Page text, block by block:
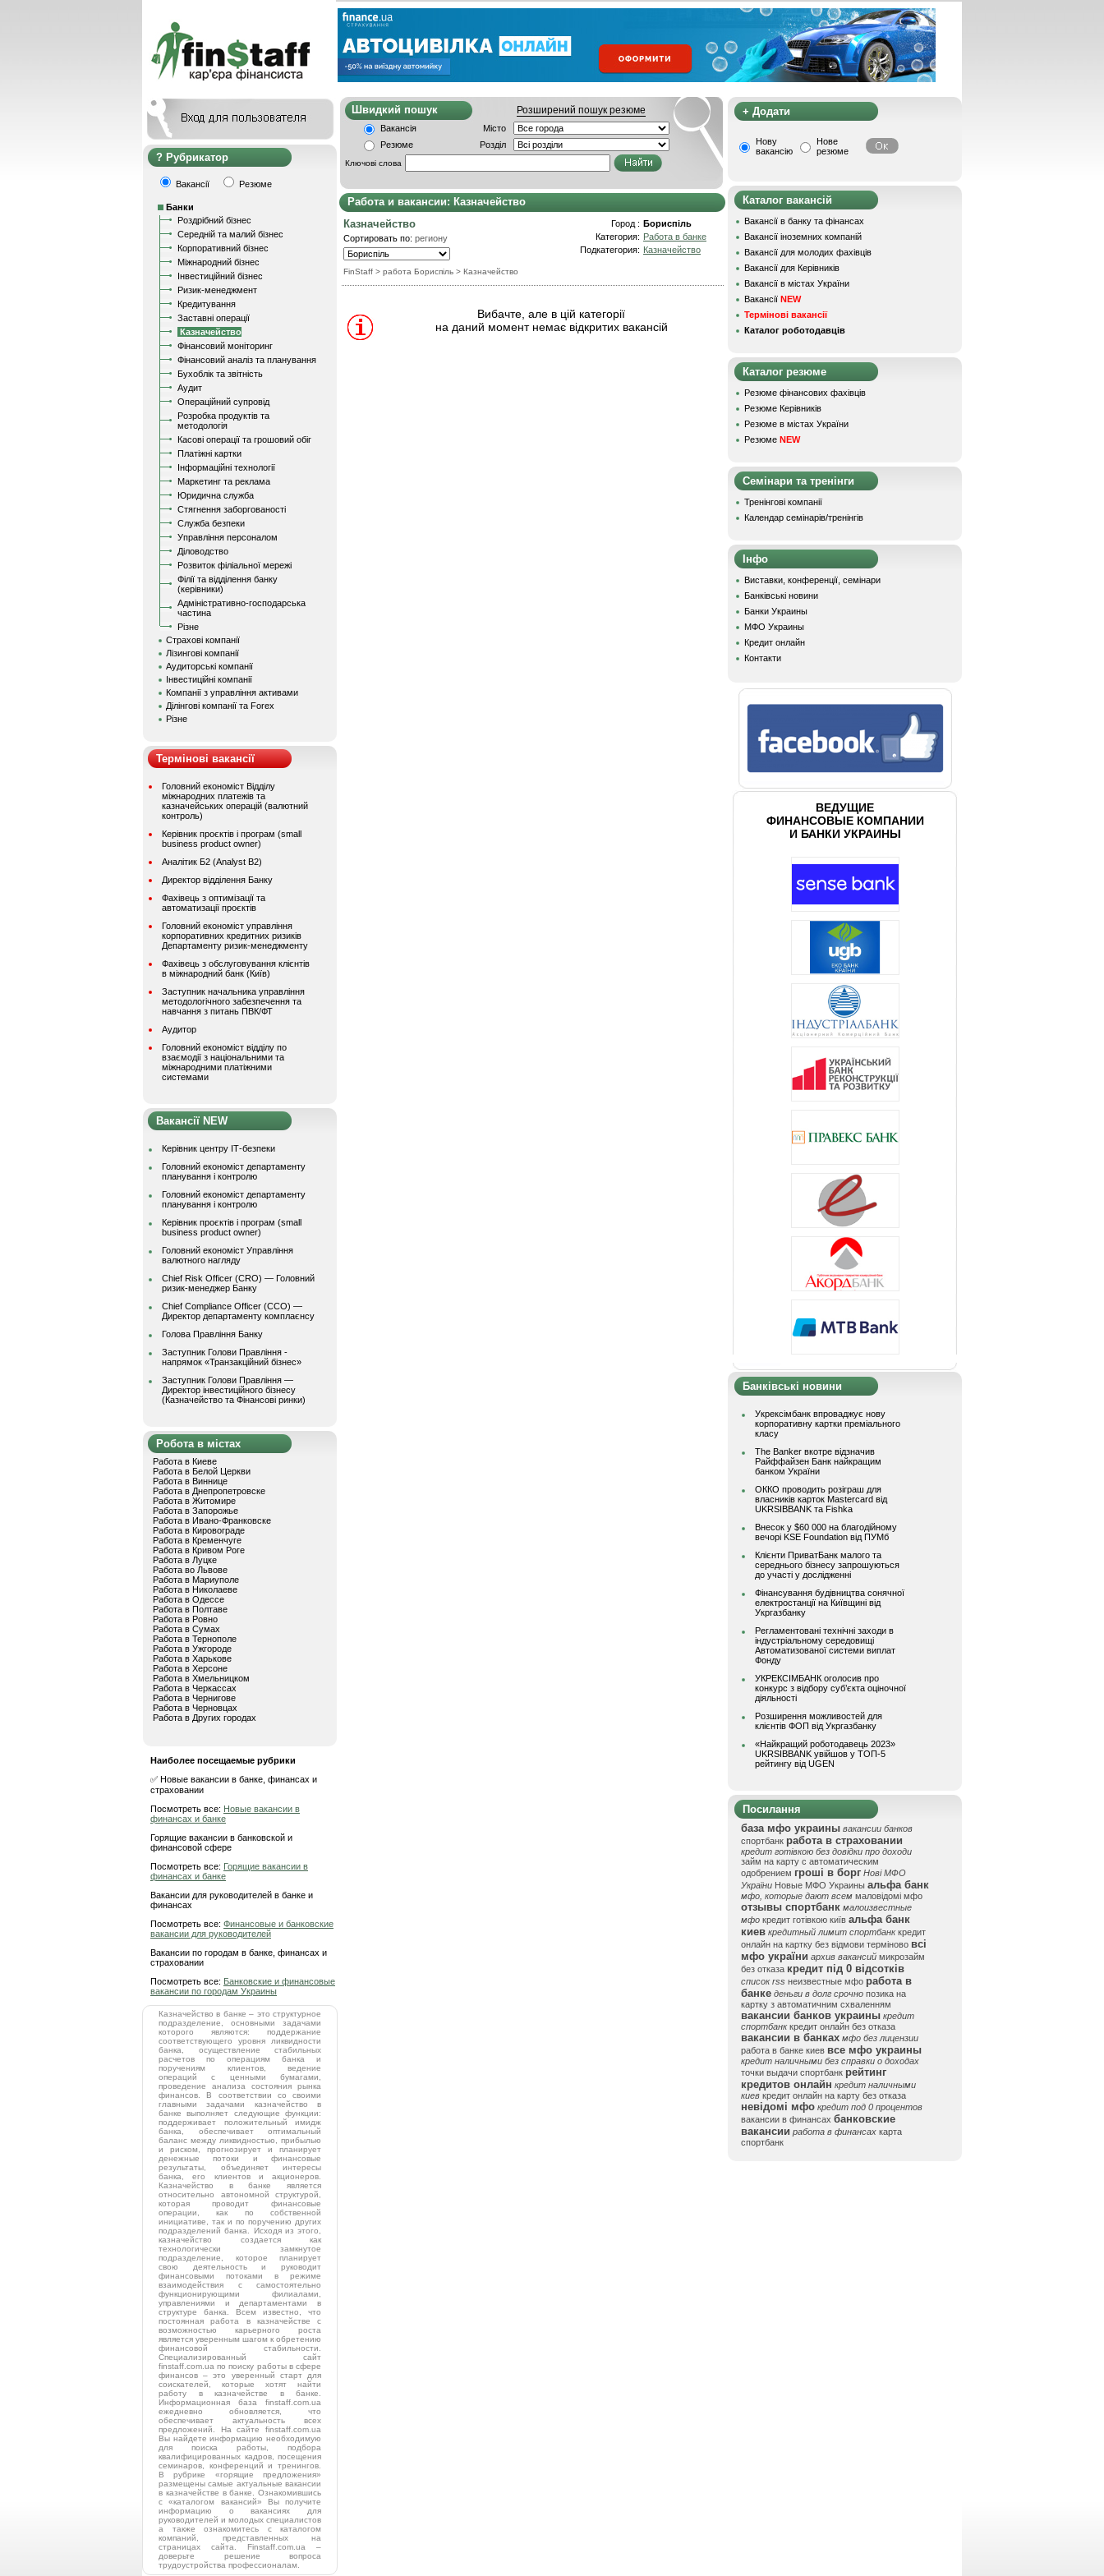
Рубрикатор
Вакансії Резюме
Банки
Роздрібний бізнес
Середній та малий бізнес
Корпоративний бізнес
Міжнародний бізнес
Інвестиційний бізнес
Ризик-менеджмент
Кредитування
Заставні операції
Казначейство
Фінансовий моніторинг
Фінансовий аналіз та планування
Бухоблік та звітність
Аудит
Операційний супровід
Розробка продуктів та
методологія
Касові операції та грошовий обіг
Платіжні картки
Інформаційні технології
Маркетинг та реклама
Юридична служба
Стягнення заборгованості
Служба безпеки
Управління персоналом
Діловодство
Розвиток філіальної мережі
Філії та відділення банку
(керівники)
Адміністративно-господарська
частина
Різне
Страхові компанії
Лізингові компанії
Аудиторські компанії
Інвестиційні компанії
Компанії з управління активами
Ділінгові компанії та Forex
Різне
Термінові вакансії
Головний економіст Відділу
міжнародних платежів та
казначейських операцій (валютний
контроль)
Керівник проєктів і програм (small
business product owner)
Аналітик Б2 (Analyst B2)
Директор відділення Банку
Фахівець з оптимізації та
автоматизації проєктів
Головний економіст управління
корпоративних кредитних ризиків
Департаменту ризик-менеджменту
Фахівець з обслуговування клієнтів
в міжнародний банк (Київ)
Заступник начальника управління
методологічного забезпечення та
навчання з питань ПВК/ФТ
Аудитор
Головний економіст відділу по
взаємодії з національними та
міжнародними платіжними
системами
Вакансії NEW
Керівник центру ІТ-безпеки
Головний економіст департаменту
планування і контролю
Головний економіст департаменту
планування і контролю
Керівник проєктів і програм (small
business product owner)
Головний економіст Управління
валютного нагляду
Chief Risk Officer (CRO) — Головний
ризик-менеджер Банку
Chief Compliance Officer (CCO) —
Директор департаменту комплаєнсу
Голова Правління Банку
Заступник Голови Правління -
напрямок «Транзакційний бізнес»
Заступник Голови Правління —
Директор інвестиційного бізнесу
(Казначейство та Фінансові ринки)
Робота в містах
Работа в Киеве
Работа в Белой Церкви
Работа в Виннице
Работа в Днепропетровске
Работа в Житомире
Работа в Запорожье
Работа в Ивано-Франковске
Работа в Кировограде
Работа в Кременчуге
Работа в Кривом Роге
Работа в Луцке
Работа во Львове
Работа в Мариуполе
Работа в Николаеве
Работа в Одессе
Работа в Полтаве
Работа в Ровно
Работа в Сумах
Работа в Тернополе
Работа в Ужгороде
Работа в Харькове
Работа в Херсоне
Работа в Хмельницком
Работа в Черкассах
Работа в Чернигове
Работа в Черновцах
Работа в Других городах
Наиболее посещаемые рубрики
✅ Новые вакансии в банке, финансах и
страховании
Посмотреть все: Новые вакансии в
финансах и банке
Горящие вакансии в банковской и
финансовой сфере
Посмотреть все: Горящие вакансии в
финансах и банке
Вакансии для руководителей в банке и
финансах
Посмотреть все: Финансовые и банковские
вакансии для руководителей
Вакансии по городам в банке, финансах и
страховании
Посмотреть все: Банковские и финансовые
вакансии по городам Украины
Казначейство в банке – это структурное
подразделение, основными задачами
которого являются: поддержание
соответствующего уровня ликвидности
банка, осуществление стабильных
расчетов по операциям банка и
поручениям клиентов, ведение
операций с ценными бумагами,
проведение анализа состояния рынка
финансов. В соответствии со своими
главными задачами казначейство в
банке выполняет следующие функции:
поддерживает положительный имидж
банка, обеспечивает оптимальный
баланс между ликвидностью, прибылью
и риском, прогнозирует и планирует
денежные потоки и финансовые
результаты, объединяет интересы
банка, его клиентов и акционеров.
Казначейство в банке является
относительно автономной структурой,
которая проводит финансовые
операции, как по собственной
инициативе, так и по поручению других
подразделений банка. Исходя из этого,
казначейство создается как
технологически замкнутое
подразделение, которое планирует
свою деятельность и руководит
финансовыми потоками в режиме
взаимодействия с самостоятельно
функционирующими филиалами,
управлениями и департаментами в
структуре банка. Всем известно, что
постоянная работа в казначействе с
возможностью карьерного роста
является уверенным шагом к обретению
финансовой стабильности.
Специализированный сайт
finstaff.com.ua по поиску работы в сфере
финансов – это уверенный старт для
соискателей, которые хотят найти
работу в казначействе в банке.
Информационная база finstaff.com.ua
ежедневно обновляется, что
обеспечивает актуальность всех
предложений. На сайте finstaff.com.ua
Вы найдете информацию необходимую
для поиска работы, подбора
квалифицированных кадров, посещения
семинаров, конференций и тренингов.
В рубрике «горящие предложения»
размещены самые актуальные вакансии
в казначействе в банке. Ознакомившись
с «каталогом вакансий» Вы получите
информацию о вакансиях для
руководителей и молодых специалистов
а также ознакомитесь с каталогом
компаний, представленных на
страницах сайта. Finstaff.com.ua –
доверьте решение вопроса
трудоустройства профессионалам.
Швидкий пошук Розширений пошук резюме
Вакансія
Місто
Резюме
Розділ
Ключові слова
Работа и вакансии: Казначейство
Казначейство
Сортировать по: региону
FinStaff > работа Бориспіль > Казначейство
Город : Бориспіль
Категория: Работа в банке
Подкатегория: Казначейство
Вибачте, але в цій категорії
на даний момент немає відкритих вакансій
+ Додати
Нову
вакансію
Нове
резюме
Каталог вакансій
Вакансії в банку та фінансах
Вакансії іноземних компаній
Вакансії для молодих фахівців
Вакансії для Керівників
Вакансії в містах України
Вакансії NEW
Термінові вакансії
Каталог роботодавців
Каталог резюме
Резюме фінансових фахівців
Резюме Керівників
Резюме в містах України
Резюме NEW
Семінари та тренінги
Тренінгові компанії
Календар семінарів/тренінгів
Інфо
Виставки, конференції, семінари
Банківські новини
Банки Украины
МФО Украины
Кредит онлайн
Контакти
ВЕДУЩИЕ
ФИНАНСОВЫЕ КОМПАНИИ
И БАНКИ УКРАИНЫ
Банківські новини
Укрексімбанк впроваджує нову
корпоративну картки преміального
класу
The Banker вкотре відзначив
Райффайзен Банк найкращим
банком України
ОККО проводить розіграш для
власників карток Mastercard від
UKRSIBBANK та Fishka
Внесок у $60 000 на благодійному
вечорі KSE Foundation від ПУМб
Клієнти ПриватБанк малого та
середнього бізнесу запрошуються
до участі у дослідженні
Фінансування будівництва сонячної
електростанції на Київщині від
Укргазбанку
Регламентовані технічні заходи в
індустріальному середовищі
Автоматизованої системи виплат
Фонду
УКРЕКСІМБАНК оголосив про
конкурс з відбору суб’єкта оціночної
діяльності
Розширення можливостей для
клієнтів ФОП від Укргазбанку
«Найкращий роботодавець 2023»
UKRSIBBANK увійшов у ТОП-5
рейтингу від UGEN
Посилання
база мфо украины вакансии банков
спортбанк работа в страховании
кредит готівкою без довідки про доходи
займ на карту с автоматическим
одобрением гроші в борг Нові МФО
України Новые МФО Украины альфа банк
мфо, которые дают всем маловідомі мфо
отзывы спортбанк малоизвестные
мфо кредит готівкою київ альфа банк
киев кредитный лимит спортбанк кредит
онлайн на картку без відмови терміново всі
мфо україни архив вакансий микрозайм
без отказа кредит під 0 відсотків
список rss неизвестные мфо работа в
банке деньги в долг срочно позика на
картку з автоматичним схваленням
вакансии банков украины кредит
спортбанк кредит онлайн без отказа
вакансии в банках мфо без лицензии
работа в банке киев все мфо украины
кредит наличными без справки о доходах
точки выдачи спортбанк рейтинг
кредитов онлайн кредит наличными
киев кредит онлайн на карту без отказа
невідомі мфо кредит под 0 процентов
вакансии в финансах банковские
вакансии работа в финансах карта
спортбанк